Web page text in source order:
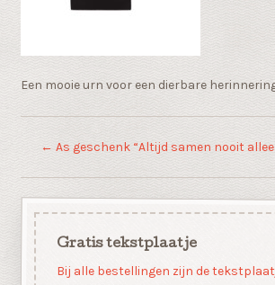
Een mooie urn voor een dierbare
← As geschenk “Altijd samen nooit
Gratis tekstplaatje
Bij alle bestellingen zijn de